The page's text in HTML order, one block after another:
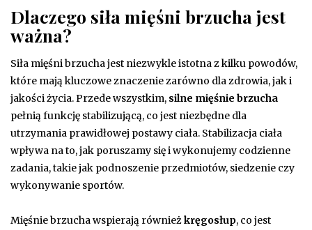
Dlaczego siła mięśni brzucha jest
ważna?
Siła mięśni brzucha jest niezwykle istotna z kilku powodów,
które mają kluczowe znaczenie zarówno dla zdrowia, jak i
jakości życia. Przede wszystkim, silne mięśnie brzucha
pełnią funkcję stabilizującą, co jest niezbędne dla
utrzymania prawidłowej postawy ciała. Stabilizacja ciała
wpływa na to, jak poruszamy się i wykonujemy codzienne
zadania, takie jak podnoszenie przedmiotów, siedzenie czy
wykonywanie sportów.
Mięśnie brzucha wspierają równieżkręgosłup, co jest